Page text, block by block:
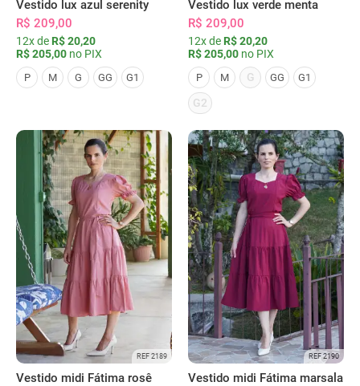
Vestido lux azul serenity
R$ 209,00
12x de R$ 20,20
R$ 205,00 no PIX
P M G GG G1
Vestido lux verde menta
R$ 209,00
12x de R$ 20,20
R$ 205,00 no PIX
P M G GG G1
G2
REF 2189
Vestido midi Fátima rosê
REF 2190
Vestido midi Fátima marsala